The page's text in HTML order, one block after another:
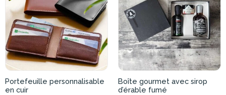
Portefeuille personnalisable
en cuir
Boîte gourmet avec sirop
d’érable fumé